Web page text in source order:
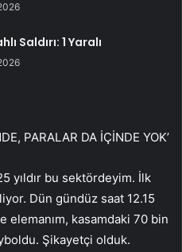
Saldırı: 1 Yaralı
PARALAR DA İÇİNDE YOK’
yıldır bu sektördeyim. İlk
Dün gündüz saat 12.15
elemanım, kasamdaki 70 bin
Şikayetçi olduk.